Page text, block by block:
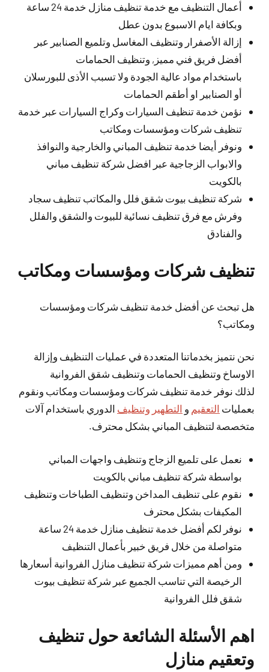
أعمال التنظيف مع خدمة تنظيف منازل خدمة 24 ساعة
وبكافة ايام الاسبوع بدون عطل
إزالة الأصفرار وتنظيف المغاسل وتلميع الصنابير عبر
أفضل فريق فني مميز, وتنظيف الحمامات
باستخدام مواد عالية الجودة ولا تسبب الأذى للبورسلان
أو الصنابير او أطقم الحمامات
نؤمن خدمة تنظيف السيارات وكراج السيارات عبر خدمة
تنظيف شركات ومؤسسات ومكاتب
ونوفر أيضا خدمة تنظيف المباني والخارجية والنوافذ
والابواب الزجاجية عبر افضل شركة تنظيف مباني
بالكويت
شركة تنظيف بيوت شقق فلل والمكاتب تنظيف سجاد
وفرش مع فرق تنظيف نسائية للبيوت والشقق والفلل
والفنادق
تنظيف شركات ومؤسسات ومكاتب
هل تبحث عن أفضل خدمة تنظيف شركات ومؤسسات
ومكاتب؟
نحن نتميز بخدماتنا المتعددة في عمليات التنظيف وإزالة
الاوساخ وتنظيف الحمامات وتنظيف شقق الفروانية
لذلك نوفر خدمة تنظيف شركات ومؤسسات ومكاتب ونقوم
بعمليات التعقيم و التطهير وتنظيف الدوري باستخدام آلات
متخصصة لتنظيف المباني بشكل محترف.
نعمل على تلميع الزجاج وتنظيف واجهات المباني
بواسطة شركة تنظيف مباني بالكويت
نقوم على تنظيف المداخن وتنظيف الطباخات وتنظيف
المكيفات بشكل محترف
نوفر لكم أفضل خدمة تنظيف منازل خدمة 24 ساعة
متواصلة من خلال فريق خبير بأعمال التنظيف
ومن أهم مميزات شركة تنظيف منازل الفروانية أسعارها
الرخيصة التي تناسب الجميع عبر شركة تنظيف بيوت
شقق فلل الفروانية
اهم الأسئلة الشائعة حول تنظيف
وتعقيم منازل